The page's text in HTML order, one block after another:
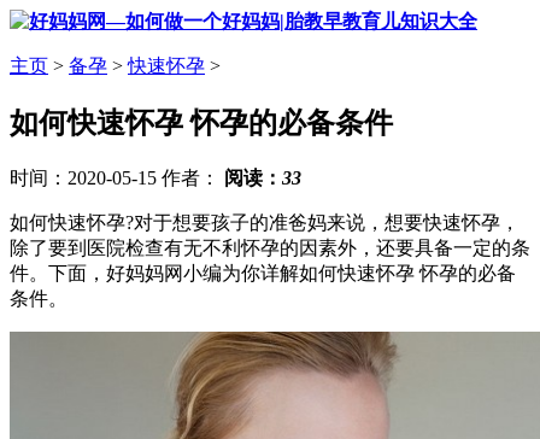
主页 > 备孕 >快速怀孕 >
如何快速怀孕 怀孕的必备条件
时间：2020-05-15 作者： 阅读： 33
如何快速怀孕?对于想要孩子的准爸妈来说，想要快速怀孕，
除了要到医院检查有无不利怀孕的因素外，还要具备一定的条
件。下面，好妈妈网小编为你详解如何快速怀孕 怀孕的必备
条件。